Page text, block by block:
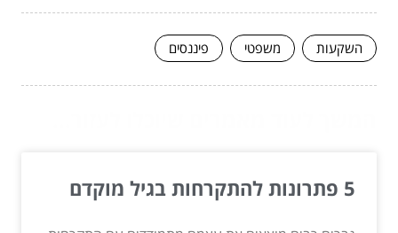
השקעות משפטי פיננסים
5 פתרונות להתקרחות בגיל מוקדם